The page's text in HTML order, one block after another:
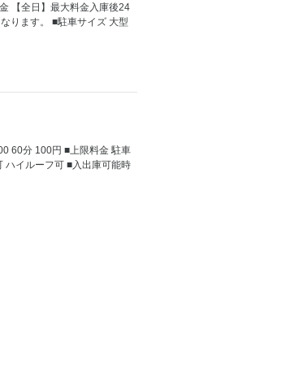
【全日】最大料金入庫後24
ります。 ■駐車サイズ 大型
60分 100円 ■上限料金 駐車
ハイルーフ可 ■入出庫可能時